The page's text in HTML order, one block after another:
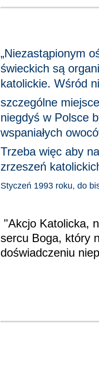
„Niezastąpionym
świeckich są
katolickie. Wśród
szczególne
niegdyś w Polsce
wspaniałych
Trzeba więc aby
zrzeszeń
Styczeń 1993 roku, do
"Akcjo Katolicka,
sercu Boga, który
doświadczeniu